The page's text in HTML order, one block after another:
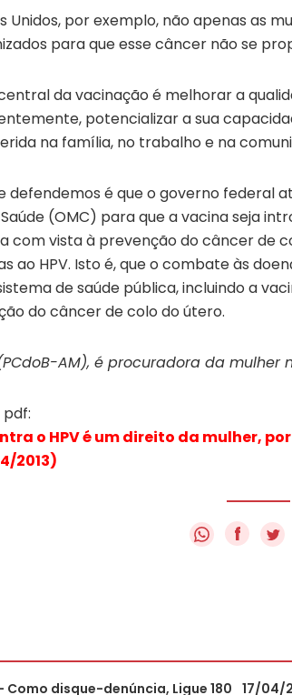
Unidos, por exemplo, não apenas as
para que esse câncer não se
da vacinação é melhorar a
potencializar a sua
na família, no trabalho e na
defendemos é que o governo federal
(OMC) para que a vacina seja
com vista à prevenção do câncer de
ao HPV. Isto é, que o combate às
de saúde pública, incluindo a
do câncer de colo do útero.
AM), é procuradora da mulher
o HPV é um direito da mulher,
2013)
f
Como disque-denúncia, Ligue 180 17/04/